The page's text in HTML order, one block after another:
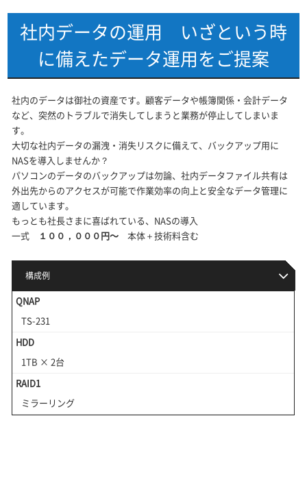
社内データの運用 いざという時
に備えたデータ運用をご提案
社内のデータは御社の資産です。顧客データや帳簿関係・会計データ
など、突然のトラブルで消失してしまうと業務が停止してしまいま
す。
大切な社内データの漏洩・消失リスクに備えて、バックアップ用に
NASを導入しませんか？
パソコンのデータのバックアップは勿論、社内データファイル共有は
外出先からのアクセスが可能で作業効率の向上と安全なデータ管理に
適しています。
もっとも社長さまに喜ばれている、NASの導入
一式
１００，０００円～ 本体＋技術料含む
構成例
QNAP
TS-231
HDD
1TB × 2台
RAID1
ミラーリング